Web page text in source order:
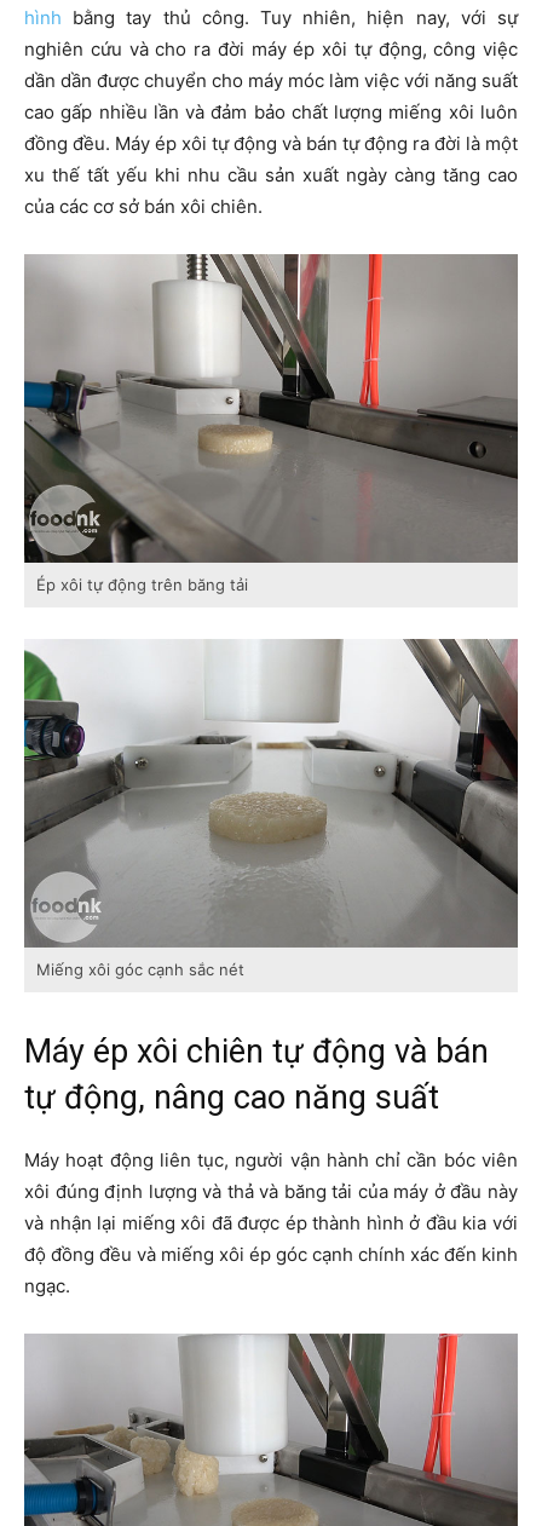
hình bằng tay thủ công. Tuy nhiên, hiện nay, với sự
nghiên cứu và cho ra đời máy ép xôi tự động, công việc
dần dần được chuyển cho máy móc làm việc với năng suất
cao gấp nhiều lần và đảm bảo chất lượng miếng xôi luôn
đồng đều. Máy ép xôi tự động và bán tự động ra đời là một
xu thế tất yếu khi nhu cầu sản xuất ngày càng tăng cao
của các cơ sở bán xôi chiên.
Ép xôi tự động trên băng tải
Miếng xôi góc cạnh sắc nét
Máy ép xôi chiên tự động và bán
tự động, nâng cao năng suất
Máy hoạt động liên tục, người vận hành chỉ cần bóc viên
xôi đúng định lượng và thả và băng tải của máy ở đầu này
và nhận lại miếng xôi đã được ép thành hình ở đầu kia với
độ đồng đều và miếng xôi ép góc cạnh chính xác đến kinh
ngạc.